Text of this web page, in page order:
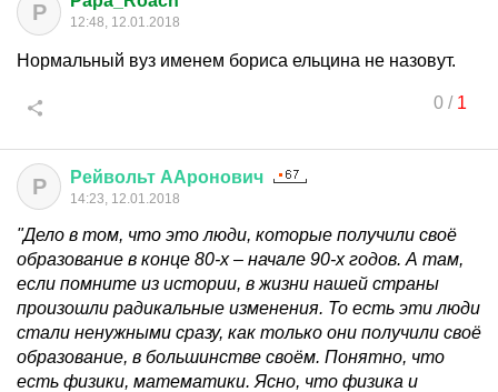
P 12:48, 12.01.2018
Нормальный вуз именем бориса ельцина не назовут.
0/ 1
Р Рейвольт ААронович
14:23, 12.01.2018
"Дело в том, что это люди, которые получили своё
образование в конце 80-х – начале 90-х годов. А там,
если помните из истории, в жизни нашей страны
произошли радикальные изменения. То есть эти люди
стали ненужными сразу, как только они получили своё
образование, в большинстве своём. Понятно, что
есть физики, математики. Ясно, что физика и